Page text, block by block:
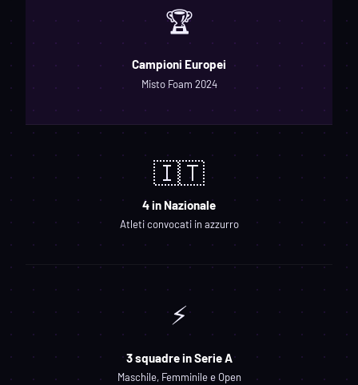
🏆
Campioni Europei
Misto Foam 2024
🇮🇹
4 in Nazionale
Atleti convocati in azzurro
⚡
3 squadre in Serie A
Maschile, Femminile e Open